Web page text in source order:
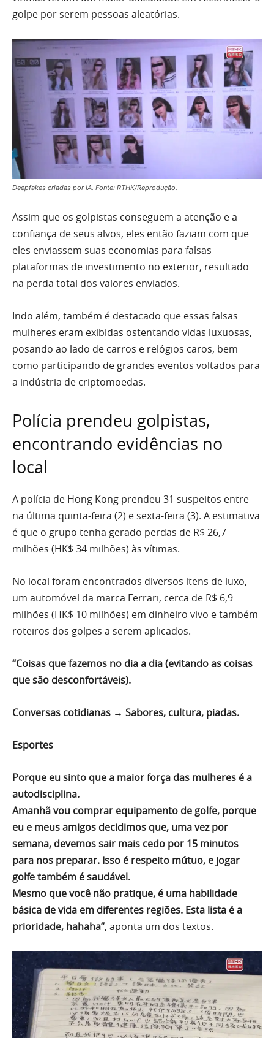
golpe por serem pessoas aleatórias.
Deepfakes criadas por IA. Fonte: RTHK/Reprodução.
Assim que os golpistas conseguem a atenção e a
confiança de seus alvos, eles então faziam com que
eles enviassem suas economias para falsas
plataformas de investimento no exterior, resultado
na perda total dos valores enviados.
Indo além, também é destacado que essas falsas
mulheres eram exibidas ostentando vidas luxuosas,
posando ao lado de carros e relógios caros, bem
como participando de grandes eventos voltados para
a indústria de criptomoedas.
Polícia prendeu golpistas,
encontrando evidências no
local
A polícia de Hong Kong prendeu 31 suspeitos entre
na última quinta-feira (2) e sexta-feira (3). A estimativa
é que o grupo tenha gerado perdas de R$ 26,7
milhões (HK$ 34 milhões) às vítimas.
No local foram encontrados diversos itens de luxo,
um automóvel da marca Ferrari, cerca de R$ 6,9
milhões (HK$ 10 milhões) em dinheiro vivo e também
roteiros dos golpes a serem aplicados.
“Coisas que fazemos no dia a dia (evitando as coisas
que são desconfortáveis).
Conversas cotidianas → Sabores, cultura, piadas.
Esportes
Porque eu sinto que a maior força das mulheres é a
autodisciplina.
Amanhã vou comprar equipamento de golfe, porque
eu e meus amigos decidimos que, uma vez por
semana, devemos sair mais cedo por 15 minutos
para nos preparar. Isso é respeito mútuo, e jogar
golfe também é saudável.
Mesmo que você não pratique, é uma habilidade
básica de vida em diferentes regiões. Esta lista é a
prioridade, hahaha”, aponta um dos textos.